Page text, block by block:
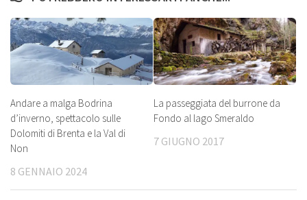
Andare a malga Bodrina
d’inverno, spettacolo sulle
Dolomiti di Brenta e la Val di
Non
8 GENNAIO 2024
La passeggiata del burrone da
Fondo al lago Smeraldo
7 GIUGNO 2017